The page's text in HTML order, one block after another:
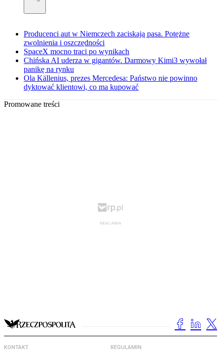
Producenci aut w Niemczech zaciskają pasa. Potężne
zwolnienia i oszczędności
SpaceX mocno traci po wynikach
Chińska AI uderza w gigantów. Darmowy Kimi3 wywołał
panikę na rynku
Ola Källenius, prezes Mercedesa: Państwo nie powinno
dyktować klientowi, co ma kupować
Promowane treści
KONTAKT REGULAMIN